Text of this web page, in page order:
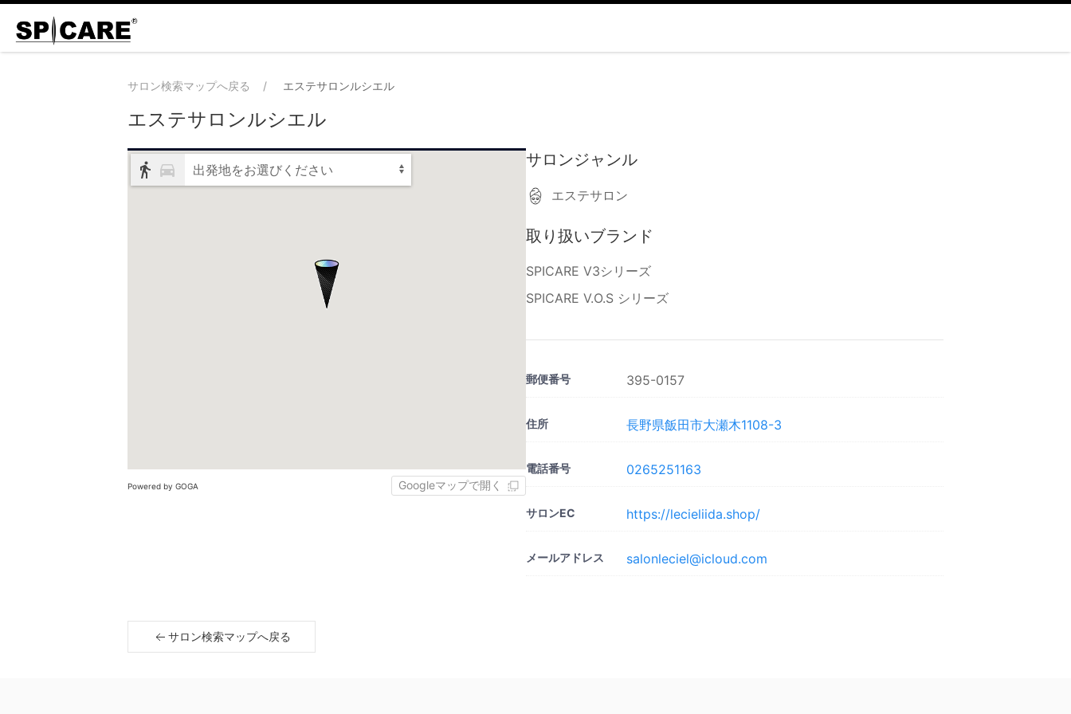
サロン検索マップへ戻る エステサロンルシエル
エステサロンルシエル
出発地をお選びください
Powered by GOGA Googleマップで開く
サロンジャンル
エステサロン
取り扱いブランド
SPICARE V3シリーズ
SPICARE V.O.S シリーズ
郵便番号 395-0157
住所 長野県飯田市大瀬木1108-3
電話番号 0265251163
サロンEC https://lecieliida.shop/
メールアドレス salonleciel@icloud.com
サロン検索マップへ戻る